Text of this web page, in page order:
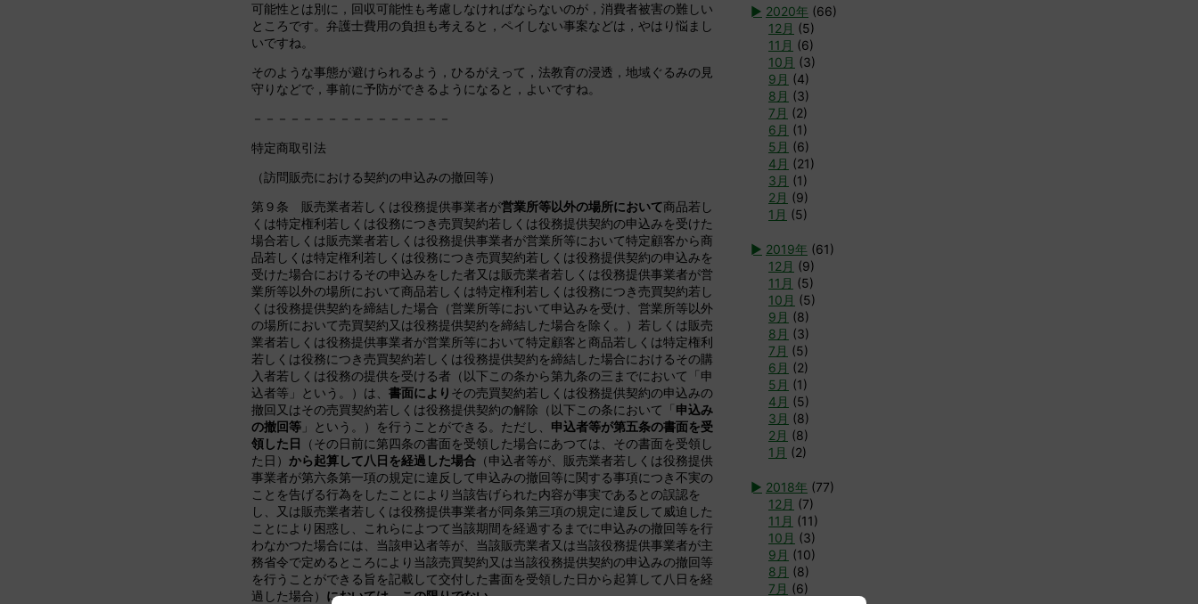
可能性とは別に，回収可能性も考慮しなければならないのが，消費者被害の難しい
ところです。弁護士費用の負担も考えると，ペイしない事案などは，やはり悩まし
いですね。
そのような事態が避けられるよう，ひるがえって，法教育の浸透，地域ぐるみの見
守りなどで，事前に予防ができるようになると，よいですね。
－－－－－－－－－－－－－－－－
特定商取引法
（訪問販売における契約の申込みの撤回等）
第９条 販売業者若しくは役務提供事業者が営業所等以外の場所において商品若し
くは特定権利若しくは役務につき売買契約若しくは役務提供契約の申込みを受けた
場合若しくは販売業者若しくは役務提供事業者が営業所等において特定顧客から商
品若しくは特定権利若しくは役務につき売買契約若しくは役務提供契約の申込みを
受けた場合におけるその申込みをした者又は販売業者若しくは役務提供事業者が営
業所等以外の場所において商品若しくは特定権利若しくは役務につき売買契約若し
くは役務提供契約を締結した場合（営業所等において申込みを受け、営業所等以外
の場所において売買契約又は役務提供契約を締結した場合を除く。）若しくは販売
業者若しくは役務提供事業者が営業所等において特定顧客と商品若しくは特定権利
若しくは役務につき売買契約若しくは役務提供契約を締結した場合におけるその購
入者若しくは役務の提供を受ける者（以下この条から第九条の三までにおいて「申
込者等」という。）は、 書面により その売買契約若しくは役務提供契約の申込みの
撤回又はその売買契約若しくは役務提供契約の解除（以下この条において「申込み
の撤回等 」という。）を行うことができる。ただし、 申込者等が第五条の書面を受
領した日
（その日前に第四条の書面を受領した場合にあつては、その書面を受領し
た日） から起算して八日を経過した場合 （申込者等が、販売業者若しくは役務提供
事業者が第六条第一項の規定に違反して申込みの撤回等に関する事項につき不実の
ことを告げる行為をしたことにより当該告げられた内容が事実であるとの誤認を
し、又は販売業者若しくは役務提供事業者が同条第三項の規定に違反して威迫した
ことにより困惑し、これらによつて当該期間を経過するまでに申込みの撤回等を行
わなかつた場合には、当該申込者等が、当該販売業者又は当該役務提供事業者が主
務省令で定めるところにより当該売買契約又は当該役務提供契約の申込みの撤回等
を行うことができる旨を記載して交付した書面を受領した日から起算して八日を経
過した場合） においては、この限りでない。
► 2020年 (66)
12月 (5)
11月 (6)
10月 (3)
9月 (4)
8月 (3)
7月 (2)
6月 (1)
5月 (6)
4月 (21)
3月 (1)
2月 (9)
1月 (5)
► 2019年 (61)
12月 (9)
11月 (5)
10月 (5)
9月 (8)
8月 (3)
7月 (5)
6月 (2)
5月 (1)
4月 (5)
3月 (8)
2月 (8)
1月 (2)
► 2018年 (77)
12月 (7)
11月 (11)
10月 (3)
9月 (10)
8月 (8)
7月 (6)